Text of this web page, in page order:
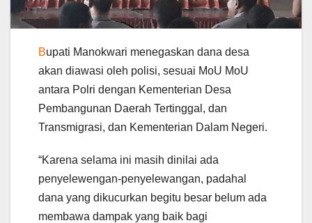
Bupati Manokwari menegaskan dana desa
akan diawasi oleh polisi, sesuai MoU MoU
antara Polri dengan Kementerian Desa
Pembangunan Daerah Tertinggal, dan
Transmigrasi, dan Kementerian Dalam Negeri.
“Karena selama ini masih dinilai ada
penyelewengan-penyelewangan, padahal
dana yang dikucurkan begitu besar belum ada
membawa dampak yang baik bagi